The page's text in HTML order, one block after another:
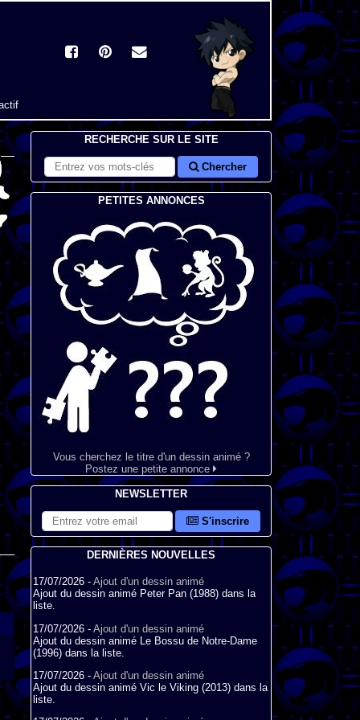
RECHERCHE SUR LE SITE
Chercher
PETITES ANNONCES
Vous cherchez le titre d'un dessin animé ?
Postez une petite annonce
NEWSLETTER
S'inscrire
DERNIÈRES NOUVELLES
17/07/2026 - Ajout d'un dessin animé
Ajout du dessin animé Peter Pan (1988) dans la
liste.
17/07/2026 - Ajout d'un dessin animé
Ajout du dessin animé Le Bossu de Notre-Dame
(1996) dans la liste.
17/07/2026 - Ajout d'un dessin animé
Ajout du dessin animé Vic le Viking (2013) dans la
liste.